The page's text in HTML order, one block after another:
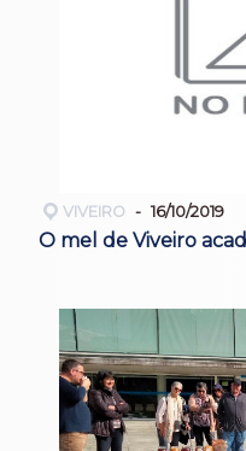
VIVEIRO 16/10/2019
O mel de Viveiro